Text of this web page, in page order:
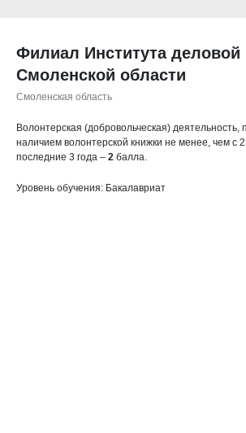
Филиал Института деловой
Смоленской области
Смоленская область
Волонтерская (добровольческая) деятельность,
наличием волонтерской книжки не менее, чем с
последние 3 года – 2 балла.
Уровень обучения: Бакалавриат